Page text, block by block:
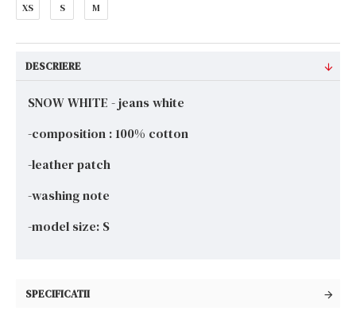
XS
S M
DESCRIERE
SNOW WHITE - jeans white
-composition : 100% cotton
-leather patch
-washing note
-model size: S
SPECIFICATII